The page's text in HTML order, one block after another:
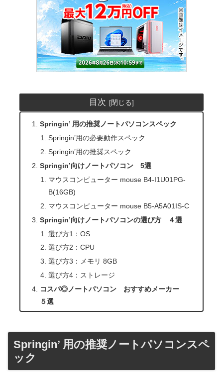
目次
Springin’ 用の推奨ノートパソコンスペック
Springin’用の必要動作スペック
Springin’用の推奨スペック
Springin’向けノートパソコン 5選
マウスコンピューター mouse B4-I1U01PG-
B(16GB)
マウスコンピューター mouse B5-A5A01IS-C
Springin’向けノートパソコンの選び方 ４選
選び方1：OS
選び方2：CPU
選び方3：メモリ 8GB
選び方4：ストレージ
コスパ◎ノートパソコン おすすめメーカー
５選
Springin’ 用の推奨ノートパソコンスペ
ック